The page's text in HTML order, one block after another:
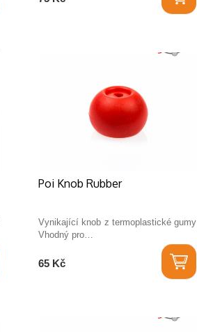
Poi Knob Rubber
Vynikající knob z termoplastické gumy
Vhodný pro…
65 Kč